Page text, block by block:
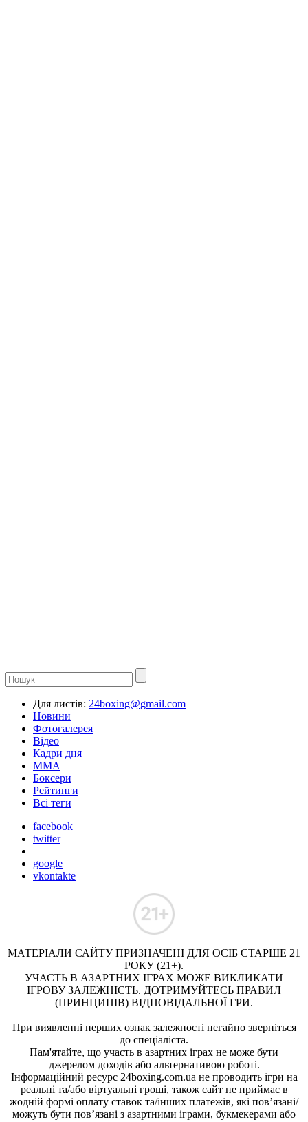
Для листів: 24boxing@gmail.com
Новини
Фотогалерея
Відео
Кадри дня
ММА
Боксери
Рейтинги
Всі теги
facebook
twitter
google
vkontakte
МАТЕРІАЛИ САЙТУ ПРИЗНАЧЕНІ ДЛЯ ОСІБ СТАРШЕ 21
РОКУ (21+).
УЧАСТЬ В АЗАРТНИХ ІГРАХ МОЖЕ ВИКЛИКАТИ
ІГРОВУ ЗАЛЕЖНІСТЬ. ДОТРИМУЙТЕСЬ ПРАВИЛ
(ПРИНЦИПІВ) ВІДПОВІДАЛЬНОЇ ГРИ.
При виявленні перших ознак залежності негайно зверніться
до спеціаліста.
Пам'ятайте, що участь в азартних іграх не може бути
джерелом доходів або альтернативою роботі.
Інформаційний ресурс 24boxing.com.ua не проводить ігри на
реальні та/або віртуальні гроші, також сайт не приймає в
жодній формі оплату ставок та/інших платежів, які пов’язані/
можуть бути пов’язані з азартними іграми, букмекерами або